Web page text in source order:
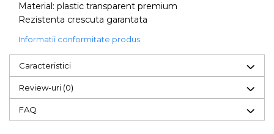
Material: plastic transparent premium
Rezistenta crescuta garantata
Informatii conformitate produs
Caracteristici
Review-uri (0)
FAQ